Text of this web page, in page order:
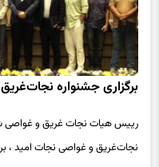
برگزاری جشنواره
رییس هیات نجات غریق و غواصی
نجات‌غریق و غواصی نجات امید ،